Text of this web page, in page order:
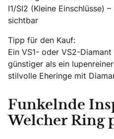
I1/SI2 (Kleine Einschlüsse)
sichtbar
Tipp für den Kauf:
Ein VS1- oder VS2-
günstiger als ein
stilvolle Eheringe mit
Funkelnde
Welcher Ring